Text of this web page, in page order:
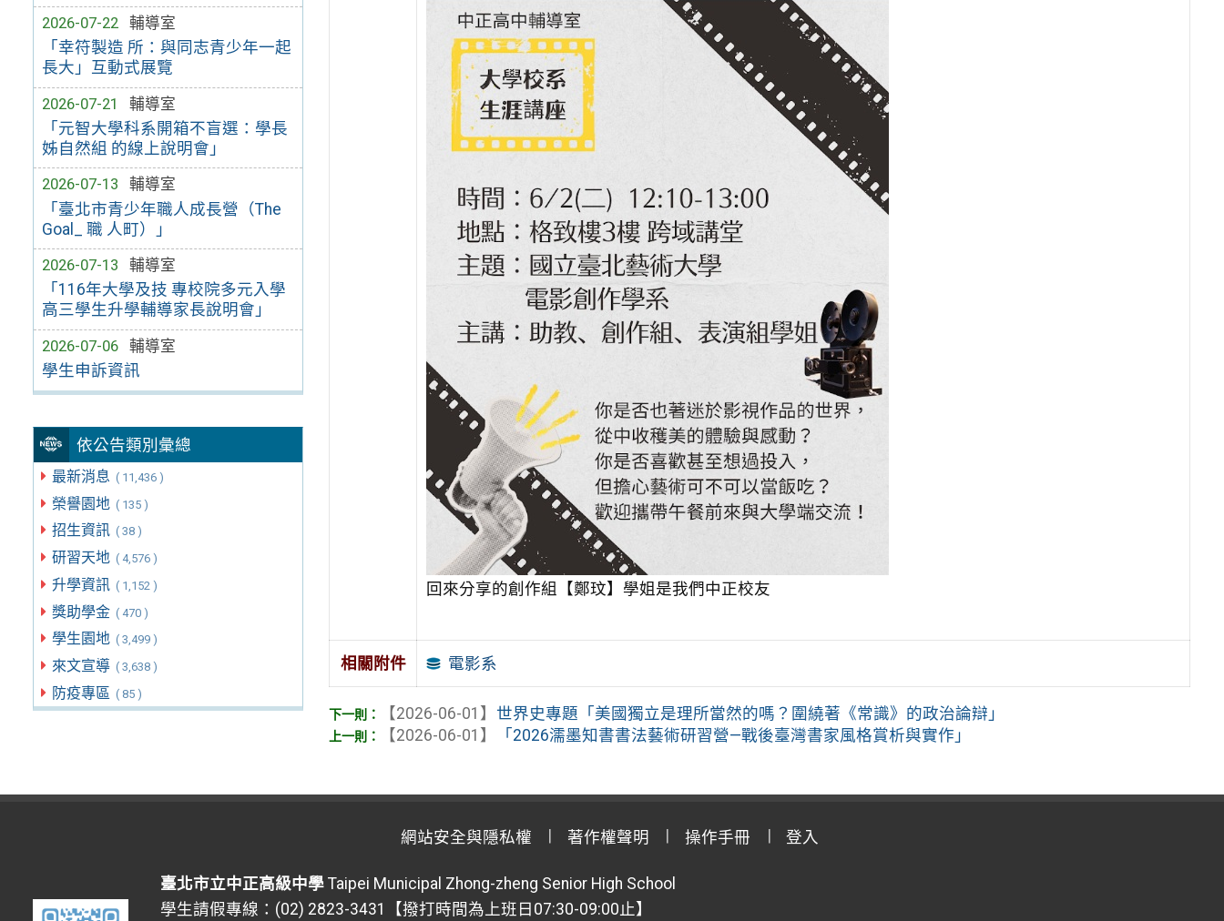
2026-07-22
輔導室
「幸符製造 所：與同志青少年一起
長大」互動式展覽
2026-07-21
輔導室
「元智大學科系開箱不盲選：學長
姊自然組 的線上說明會」
2026-07-13
輔導室
「臺北市青少年職人成長營（The
Goal_ 職 人町）」
2026-07-13
輔導室
「116年大學及技 專校院多元入學
高三學生升學輔導家長說明會」
2026-07-06
輔導室
學生申訴資訊
依公告類別彙總
最新消息 ( 11,436 )
榮譽園地 ( 135 )
招生資訊 ( 38 )
研習天地 ( 4,576 )
升學資訊 ( 1,152 )
獎助學金 ( 470 )
學生園地 ( 3,499 )
來文宣導 ( 3,638 )
防疫專區 ( 85 )
回來分享的創作組【鄭玟】學姐是我們中正校友
相關附件 電影系
【2026-06-01】世界史專題「美國獨立是理所當然的嗎？圍繞著《常識》的政治論辯」
【2026-06-01】
「2026濡墨知書書法藝術研習營—戰後臺灣書家風格賞析與實作」
網站安全與隱私權 著作權聲明 操作手冊 登入
臺北市立中正高級中學 Taipei Municipal Zhong-zheng Senior High School
學生請假專線：(02) 2823-3431【撥打時間為上班日07:30-09:00止】